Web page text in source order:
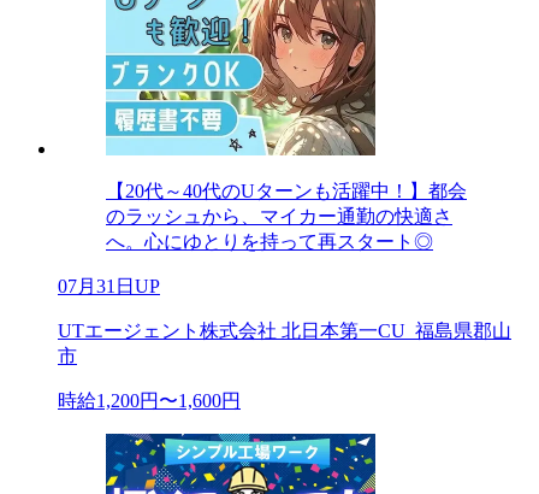
【20代～40代のUターンも活躍中！】都会
のラッシュから、マイカー通勤の快適さ
へ。心にゆとりを持って再スタート◎
07月31日UP
UTエージェント株式会社 北日本第一CU_福島県郡山
市
時給1,200円〜1,600円